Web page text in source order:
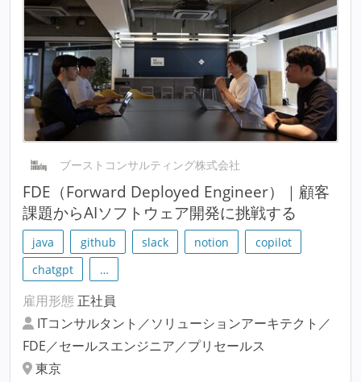
ブーストコンサルティング株式会社
FDE（Forward Deployed Engineer）｜顧客
課題からAIソフトウェア開発に挑戦する
java github slack notion
copilot
chatgpt
…
雇用形態 正社員
ITコンサルタント／ソリューションアーキテクト／
FDE／セールスエンジニア／プリセールス
東京